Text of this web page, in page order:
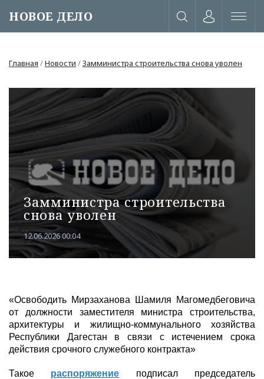
НОВОЕ ДЕЛО
или через соц. сети
Главная /Новости /Замминистра строительства снова уволен
Замминистра строительства
снова уволен
12.06.2026 00:04
«Освободить Мирзаханова Шамиля Магомедбеговича
от должности заместителя министра строительства,
архитектуры и жилищно-коммунального хозяйства
Республики Дагестан в связи с истечением срока
действия срочного служебного контракта»
Такое распоряжение подписал председатель